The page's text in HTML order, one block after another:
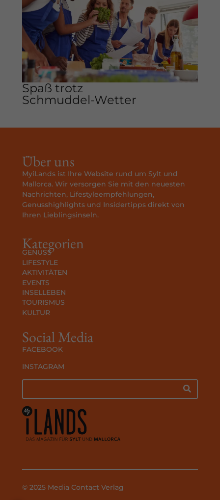
Spaß trotz
Schmuddel-Wetter
Über uns
MyiLands ist Ihre Website rund um Sylt und
Mallorca. Wir versorgen Sie mit den neuesten
Nachrichten, Lifestyleempfehlungen,
Genusshighlights und Insidertipps direkt von
Ihren Lieblingsinseln.
Kategorien
GENUSS
LIFESTYLE
AKTIVITÄTEN
EVENTS
INSELLEBEN
TOURISMUS
KULTUR
Social Media
FACEBOOK
INSTAGRAM
© 2025 Media Contact Verlag